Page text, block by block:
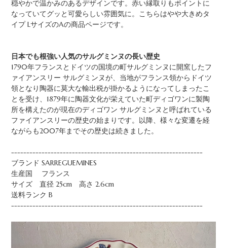
穏やかで温かみのあるデザインです。赤い縁取りもポイントに
なっていてグッと可愛らしい雰囲気に。こちらはやや大きめタ
イプ LサイズのAの商品ページです。
日本でも根強い人気のサルグミンヌの長い歴史
1790年フランスとドイツの国境の町サルグミンヌに開窯したフ
ァイアンスリー サルグミンヌが、当地がフランス領からドイツ
領となり陶器に莫大な輸出税が掛かるようになってしまったこ
とを受け、1879年に陶器文化が栄えていた町ディゴワンに製陶
所を構えたのが現在のディゴワン サルグミンヌと呼ばれている
ファイアンスリーの歴史の始まりです。以降、様々な変遷を経
ながらも2007年までその歴史は続きました。
---------------------------------------------------------------
ブランド SARREGUEMINES
生産国 フランス
サイズ 直径 25cm 高さ 2.6cm
送料ランク B
---------------------------------------------------------------